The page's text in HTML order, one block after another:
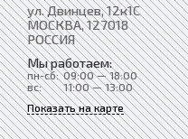
ул. Двинцев, 12к1С
МОСКВА, 127018
РОССИЯ
Мы работаем:
пн-сб: 09:00 — 18:00
вс:
11:00 — 13:00
Показать на карте